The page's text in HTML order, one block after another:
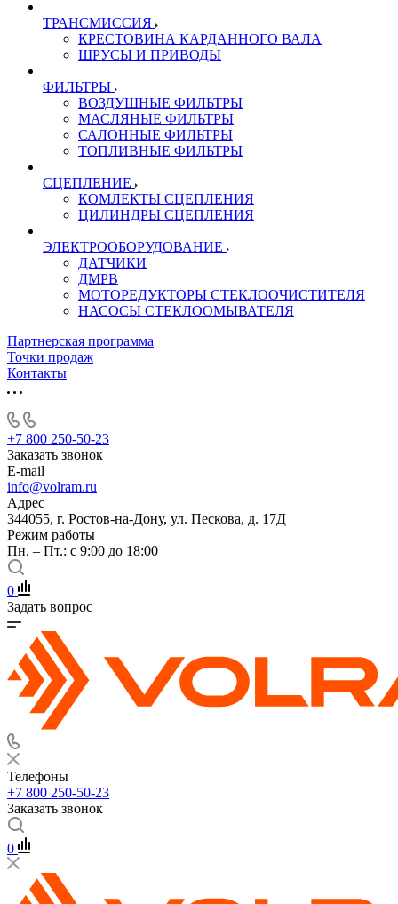
ТРАНСМИССИЯ
КРЕСТОВИНА КАРДАННОГО ВАЛА
ШРУСЫ И ПРИВОДЫ
ФИЛЬТРЫ
ВОЗДУШНЫЕ ФИЛЬТРЫ
МАСЛЯНЫЕ ФИЛЬТРЫ
САЛОННЫЕ ФИЛЬТРЫ
ТОПЛИВНЫЕ ФИЛЬТРЫ
СЦЕПЛЕНИЕ
КОМЛЕКТЫ СЦЕПЛЕНИЯ
ЦИЛИНДРЫ СЦЕПЛЕНИЯ
ЭЛЕКТРООБОРУДОВАНИЕ
ДАТЧИКИ
ДМРВ
МОТОРЕДУКТОРЫ СТЕКЛООЧИСТИТЕЛЯ
НАСОСЫ СТЕКЛООМЫВАТЕЛЯ
Партнерская программа
Точки продаж
Контакты
+7 800 250-50-23
Заказать звонок
E-mail
info@volram.ru
Адрес
344055, г. Ростов-на-Дону, ул. Пескова, д. 17Д
Режим работы
Пн. – Пт.: с 9:00 до 18:00
0
Задать вопрос
Телефоны
+7 800 250-50-23
Заказать звонок
0